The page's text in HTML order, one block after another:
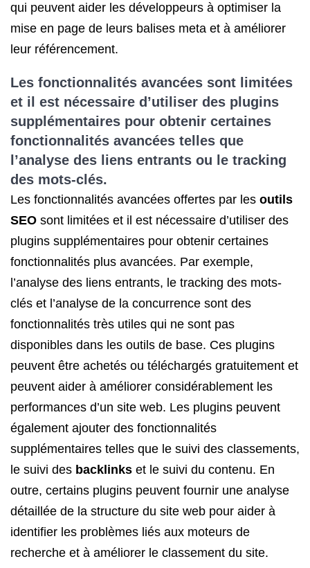
qui peuvent aider les développeurs à optimiser la
mise en page de leurs balises meta et à améliorer
leur référencement.
Les fonctionnalités avancées sont limitées
et il est nécessaire d’utiliser des plugins
supplémentaires pour obtenir certaines
fonctionnalités avancées telles que
l’analyse des liens entrants ou le tracking
des mots-clés.
Les fonctionnalités avancées offertes par les outils
SEO sont limitées et il est nécessaire d’utiliser des
plugins supplémentaires pour obtenir certaines
fonctionnalités plus avancées. Par exemple,
l’analyse des liens entrants, le tracking des mots-
clés et l’analyse de la concurrence sont des
fonctionnalités très utiles qui ne sont pas
disponibles dans les outils de base. Ces plugins
peuvent être achetés ou téléchargés gratuitement et
peuvent aider à améliorer considérablement les
performances d’un site web. Les plugins peuvent
également ajouter des fonctionnalités
supplémentaires telles que le suivi des classements,
le suivi des backlinks et le suivi du contenu. En
outre, certains plugins peuvent fournir une analyse
détaillée de la structure du site web pour aider à
identifier les problèmes liés aux moteurs de
recherche et à améliorer le classement du site.